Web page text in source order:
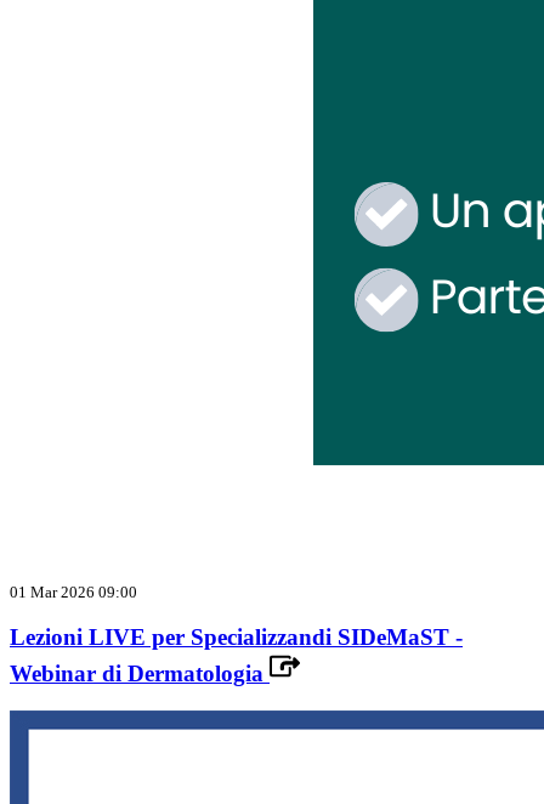
01 Mar 2026 09:00
Lezioni LIVE per Specializzandi SIDeMaST -
Webinar di Dermatologia